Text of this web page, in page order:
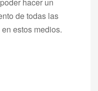
hacer un
de todas las
estos medios.